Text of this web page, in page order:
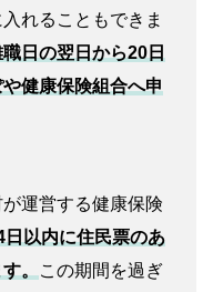
れることもできま
日の翌日から20日
健康保険組合へ申
運営する健康保険
以内に住民票のあ
。
この期間を過ぎ